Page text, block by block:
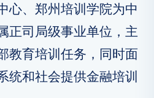
心、郑州培训学院为中
正司局级事业单位，主
教育培训任务，同时面
统和社会提供金融培训